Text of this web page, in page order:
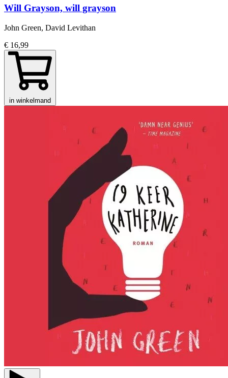
Will Grayson, will grayson
John Green, David Levithan
€ 16,99
in winkelmand